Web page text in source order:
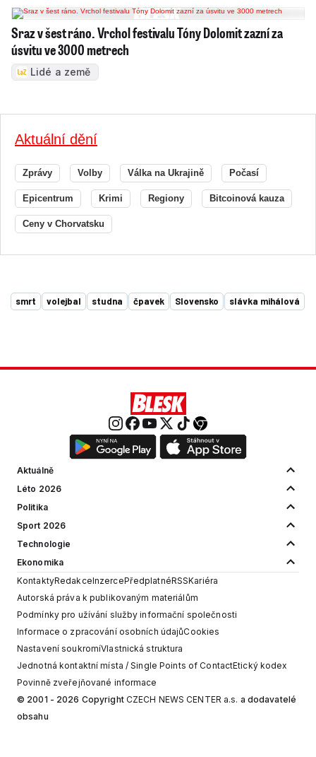
Sraz v šest ráno. Vrchol festivalu Tóny Dolomit zazní za
úsvitu ve 3000 metrech
Lidé a země
Aktuální dění
Zprávy Volby Válka na Ukrajině Počasí
Epicentrum Krimi Regiony Bitcoinová kauza
Ceny v Chorvatsku
smrt volejbal studna čpavek Slovensko slávka mihálová
Aktuálně
Léto 2026
Politika
Sport 2026
Technologie
Ekonomika
KontaktyRedakceInzercePředplatnéRSSKariéra
Autorská práva k publikovaným materiálům
Podmínky pro užívání služby informační společnosti
Informace o zpracování osobních údajůCookies
Nastavení soukromíVlastnická struktura
Jednotná kontaktní místa / Single Points of ContactEtický kodex
Povinně zveřejňované informace
© 2001 - 2026 Copyright CZECH NEWS CENTER a.s. a dodavatelé
obsahu